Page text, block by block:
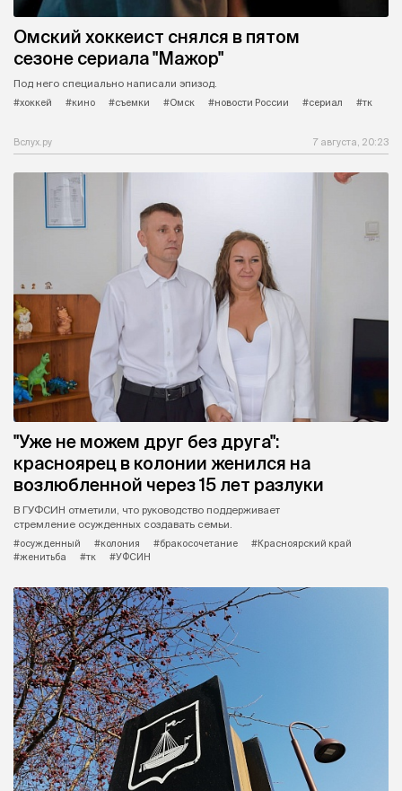
Омский хоккеист снялся в пятом
сезоне сериала "Мажор"
Под него специально написали эпизод.
#хоккей
#кино #съемки #Омск #новости России #сериал #тк
Вслух.ру 7 августа, 20:23
"Уже не можем друг без друга":
красноярец в колонии женился на
возлюбленной через 15 лет разлуки
В ГУФСИН отметили, что руководство поддерживает
стремление осужденных создавать семьи.
#осужденный
#колония #бракосочетание
#Красноярский край
#женитьба
#тк #УФСИН